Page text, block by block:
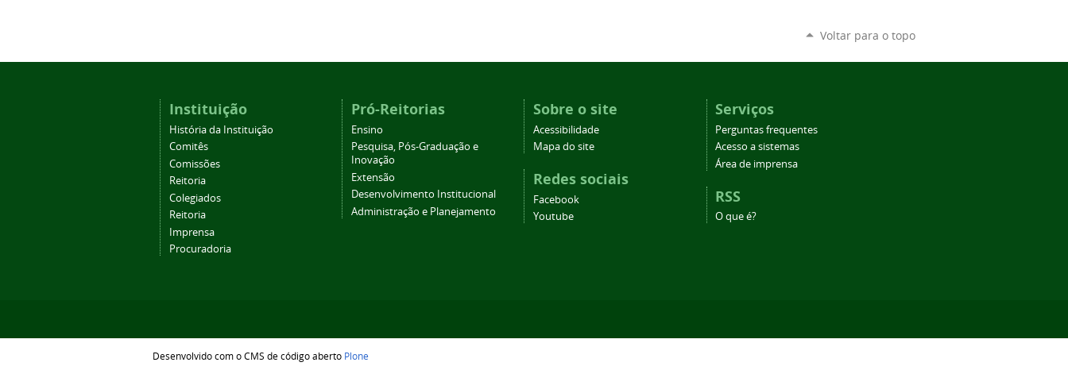
Voltar para o topo
Instituição
História da Instituição
Comitês
Comissões
Reitoria
Colegiados
Reitoria
Imprensa
Procuradoria
Pró-Reitorias
Ensino
Pesquisa, Pós-Graduação e
Inovação
Extensão
Desenvolvimento Institucional
Administração e Planejamento
Sobre o site
Acessibilidade
Mapa do site
Redes sociais
Facebook
Youtube
Serviços
Perguntas frequentes
Acesso a sistemas
Área de imprensa
RSS
O que é?
Desenvolvido com o CMS de código aberto Plone